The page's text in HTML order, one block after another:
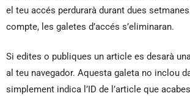
el teu accés perdurarà durant dues
compte, les galetes d’accés s’eliminaran.
Si edites o publiques un article es desarà
al teu navegador. Aquesta galeta no inclou
simplement indica l’ID de l’article que